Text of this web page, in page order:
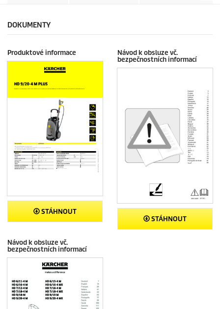
DOKUMENTY
Produktové informace
STÁHNOUT
Návod k obsluze vč.
bezpečnostních informací
STÁHNOUT
Návod k obsluze vč.
bezpečnostních informací